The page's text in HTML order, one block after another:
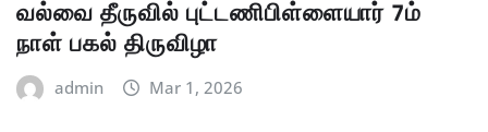
வல்வை தீருவில் புட்டணிபிள்ளையார் 7ம்
நாள் பகல் திருவிழா
admin Mar 1, 2026